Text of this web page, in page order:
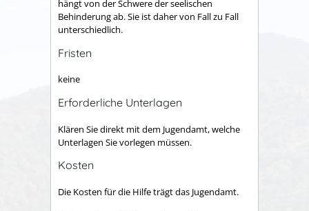
hängt von der Schwere der seelischen
Behinderung ab. Sie ist daher von Fall zu Fall
unterschiedlich.
Fristen
keine
Erforderliche Unterlagen
Klären Sie direkt mit dem Jugendamt, welche
Unterlagen Sie vorlegen müssen.
Kosten
Die Kosten für die Hilfe trägt das Jugendamt.